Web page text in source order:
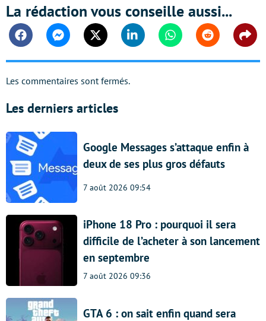
La rédaction vous conseille aussi...
FacebookMessengerTwitter Linkedin WhatsappReddit
Les commentaires sont fermés.
Les derniers articles
Google Messages s’attaque enfin à
deux de ses plus gros défauts
7 août 2026 09:54
iPhone 18 Pro : pourquoi il sera
difficile de l’acheter à son lancement
en septembre
7 août 2026 09:36
GTA 6 : on sait enfin quand sera